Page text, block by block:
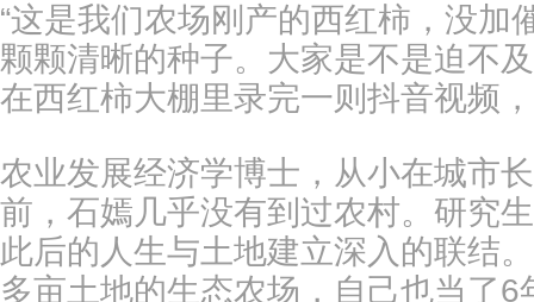
“这是我们农场刚产的西红柿，没
颗颗清晰的种子。大家是不是迫不
在西红柿大棚里录完一则抖音视频
农业发展经济学博士，从小在城市
前，石嫣几乎没有到过农村。研究
此后的人生与土地建立深入的联结
多亩土地的生态农场，自己也当了6